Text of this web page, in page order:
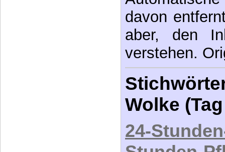
davon
aber, den
verstehen.
Wolke